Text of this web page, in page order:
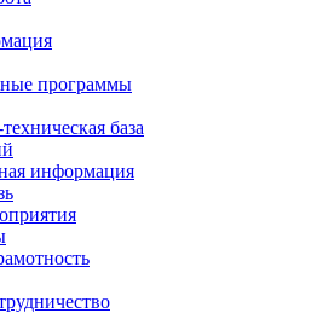
программы
база
информация